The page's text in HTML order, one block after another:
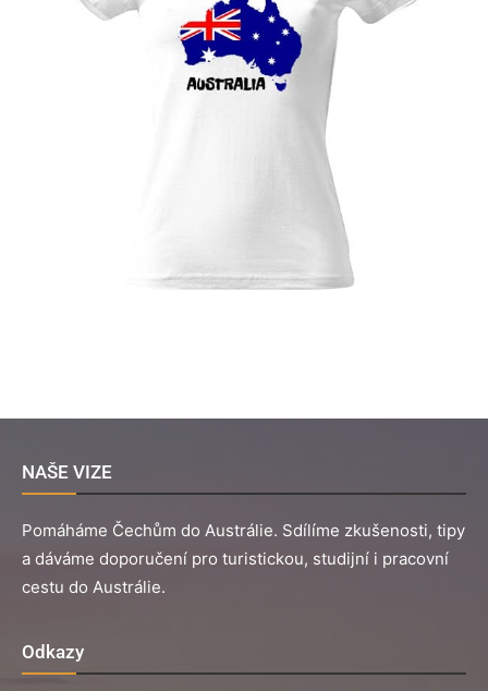
NAŠE VIZE
Pomáháme Čechům do Austrálie. Sdílíme zkušenosti, tipy
a dáváme doporučení pro turistickou, studijní i pracovní
cestu do Austrálie.
Odkazy